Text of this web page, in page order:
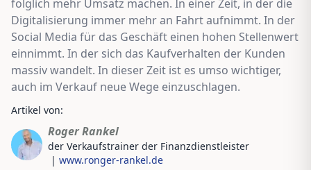
folglich mehr Umsatz machen. In einer Zeit, in der die
Digitalisierung immer mehr an Fahrt aufnimmt. In der
Social Media für das Geschäft einen hohen Stellenwert
einnimmt. In der sich das Kaufverhalten der Kunden
massiv wandelt. In dieser Zeit ist es umso wichtiger,
auch im Verkauf neue Wege einzuschlagen.
Artikel von:
Roger Rankel
der Verkaufstrainer der Finanzdienstleister
| www.ronger-rankel.de